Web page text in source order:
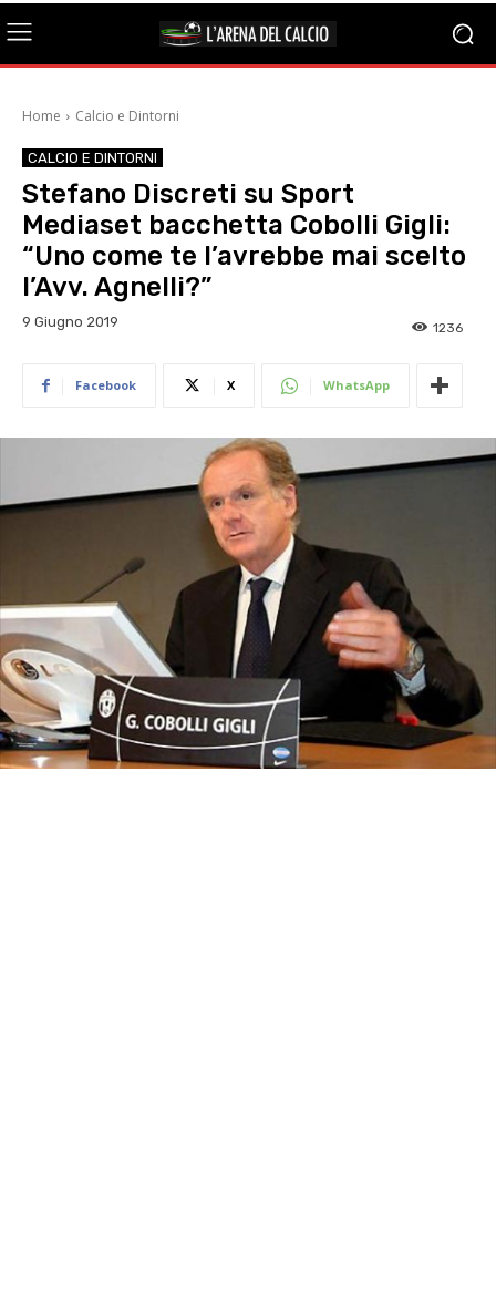
Home Calcio e Dintorni
CALCIO E DINTORNI
Stefano Discreti su Sport
Mediaset bacchetta Cobolli Gigli:
“Uno come te l’avrebbe mai scelto
l’Avv. Agnelli?”
9 Giugno 2019 1236
Facebook X WhatsApp